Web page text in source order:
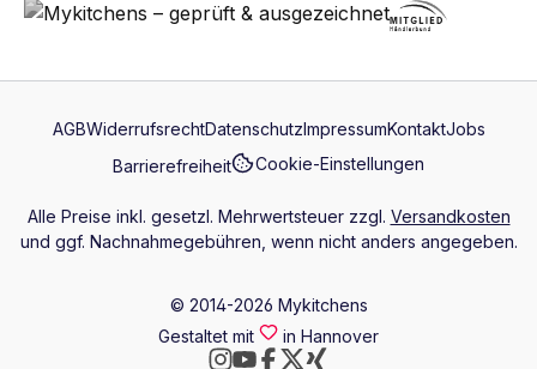
AGBWiderrufsrechtDatenschutzImpressumKontaktJobs
Barrierefreiheit
Cookie-Einstellungen
Alle Preise inkl. gesetzl. Mehrwertsteuer zzgl. Versandkosten
und ggf. Nachnahmegebühren, wenn nicht anders angegeben.
© 2014-2026 Mykitchens
Gestaltet mit
in Hannover